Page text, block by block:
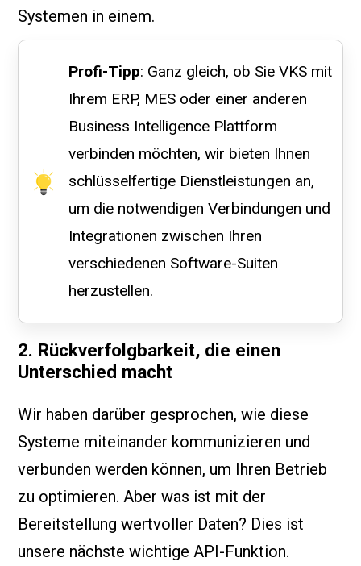
Systemen in einem.
Profi-Tipp: Ganz gleich, ob Sie VKS mit
Ihrem ERP, MES oder einer anderen
Business Intelligence Plattform
verbinden möchten, wir bieten Ihnen
schlüsselfertige Dienstleistungen an,
um die notwendigen Verbindungen und
Integrationen zwischen Ihren
verschiedenen Software-Suiten
herzustellen.
2. Rückverfolgbarkeit, die einen
Unterschied macht
Wir haben darüber gesprochen, wie diese
Systeme miteinander kommunizieren und
verbunden werden können, um Ihren Betrieb
zu optimieren. Aber was ist mit der
Bereitstellung wertvoller Daten? Dies ist
unsere nächste wichtige API-Funktion.